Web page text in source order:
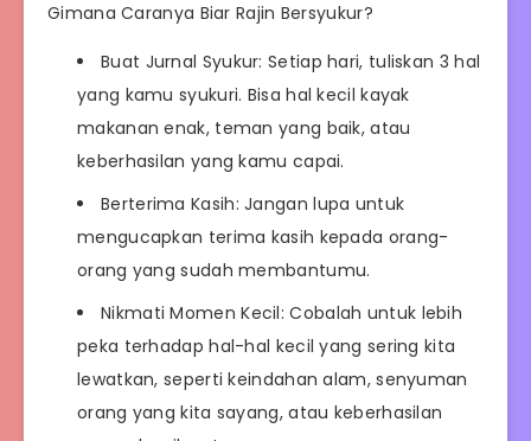
Gimana Caranya Biar Rajin Bersyukur?
Buat Jurnal Syukur: Setiap hari, tuliskan 3 hal
yang kamu syukuri. Bisa hal kecil kayak
makanan enak, teman yang baik, atau
keberhasilan yang kamu capai.
Berterima Kasih: Jangan lupa untuk
mengucapkan terima kasih kepada orang-
orang yang sudah membantumu.
Nikmati Momen Kecil: Cobalah untuk lebih
peka terhadap hal-hal kecil yang sering kita
lewatkan, seperti keindahan alam, senyuman
orang yang kita sayang, atau keberhasilan